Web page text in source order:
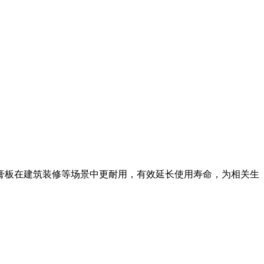
在建筑装修等场景中更耐用，有效延长使用寿命，为相关生